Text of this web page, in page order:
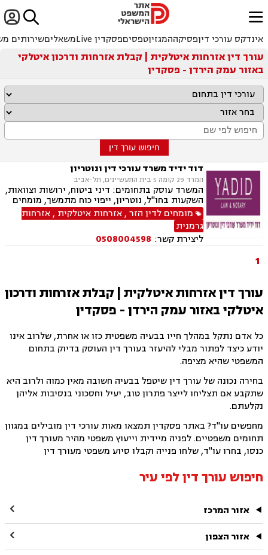

ﱐ
אינדקס עורכי דיןפסיקההמגזיןטפסיםפסקדין Live משאליםשירותים
עורך דין אזרחות איטלקית | קבלת אזרחות ודרכון איטלקי
באזור עמק הירדן - פסקדין
חיפוש עורך דין
דוד ידיד משרד עורכי דין ונוטריון
המרד 29 קומה 5 בית התעשיינים, תל-אביב
המשרד עוסק בתחומים: דיני ביטוח, ירושות וצוואות,
השקעות בחו"ל, נוטריון, ייפוי כוח מתמשך, מומחים
לדין הזר, זכויות ניצולי שואה, אזרחות פורטוגלית,
אזרחות ספרדית, תביעות גזזת, ביטוח סיעודי,
נזיקין, נזקי גוף ורכוש, תאונות עבודה, תאונות
דרכים, תאונות תלמידים, תאונות ספורט
מומחים לדין הזר,אזרחות איטלקית ,אזרחות
גרמנית
ליצירת קשר: 0508004598
1
עורך דין אזרחות איטלקית | קבלת אזרחות ודרכון
איטלקי באזור עמק הירדן - פסקדין
כל אדם נתקל במהלך חייו בבעיה משפטית כזו או אחרת, שלרוב אינו
יודע כיצד לפתור מבלי להיעזר בעורך דין העוסק בדיוק בתחום
המשפטי שהיא מציפה.
בחירה נכונה של עורך דין שיטפל בבעיה חשובה מאין כמוה ולרוב היא
שתקבע אם תצליחו לייצר פתרון טוב, יעיל וחסכוני בנסיבות אליהן
נקלעתם.
מחפשים עו"ד? באתר פסקדין תמצאו מאות עורכי דין מובילים במגוון
תחומים משפטיים. לפניה מיידית וייעוץ משפטי מהיר מעורך דין
כנסו, בחרו עו"ד, שלחו פנייה וקבלו סיוע משפטי מעורך דין
חיפוש עורך דין לפי עיר
אזור המרכז 
אזור הצפון 